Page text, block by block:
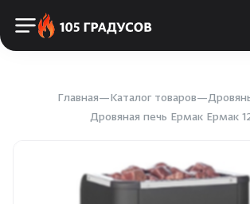
Освещение
Пиломатериалы
Главная Каталог товаров
Дровяная печь Ермак Ермак